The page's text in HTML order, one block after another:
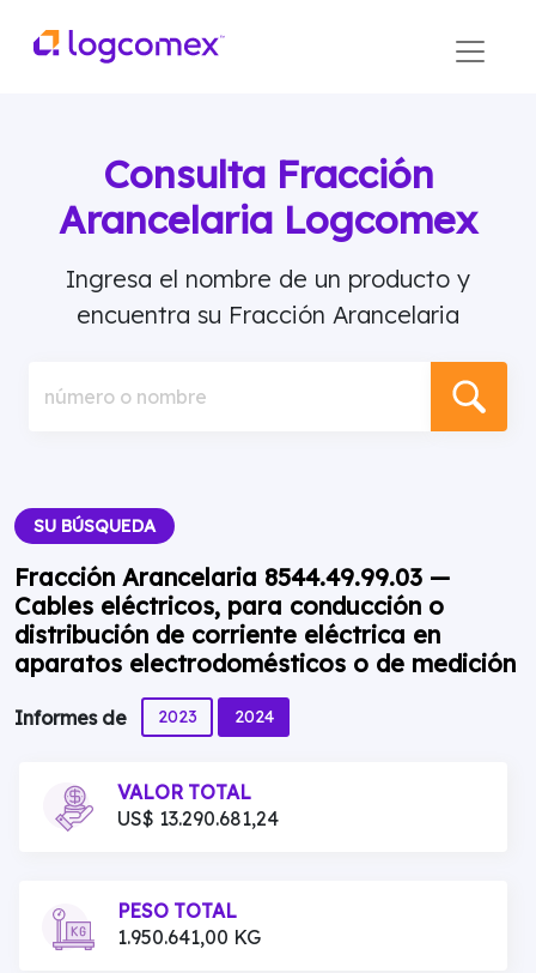
Consulta Fracción
Arancelaria Logcomex
Ingresa el nombre de un producto y
encuentra su Fracción Arancelaria
número o nombre
SU BÚSQUEDA
Fracción Arancelaria 8544.49.99.03 —
Cables eléctricos, para conducción o
distribución de corriente eléctrica en
aparatos electrodomésticos o de medición
Informes de 2023 2024
VALOR TOTAL
US$ 13.290.681,24
PESO TOTAL
1.950.641,00 KG